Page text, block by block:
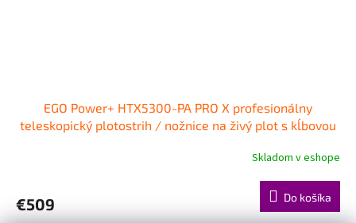
EGO Power+ HTX5300-PA PRO X profesionálny
teleskopický plotostrih / nožnice na živý plot s kĺbovou
Skladom v eshope
€509 Do košíka